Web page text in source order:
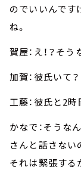
のでいいんです
ね。
賀屋：え！？そう
加賀：彼氏いて？
工藤：彼氏と2
かなで：そうな
さんと話さない
それは緊張する